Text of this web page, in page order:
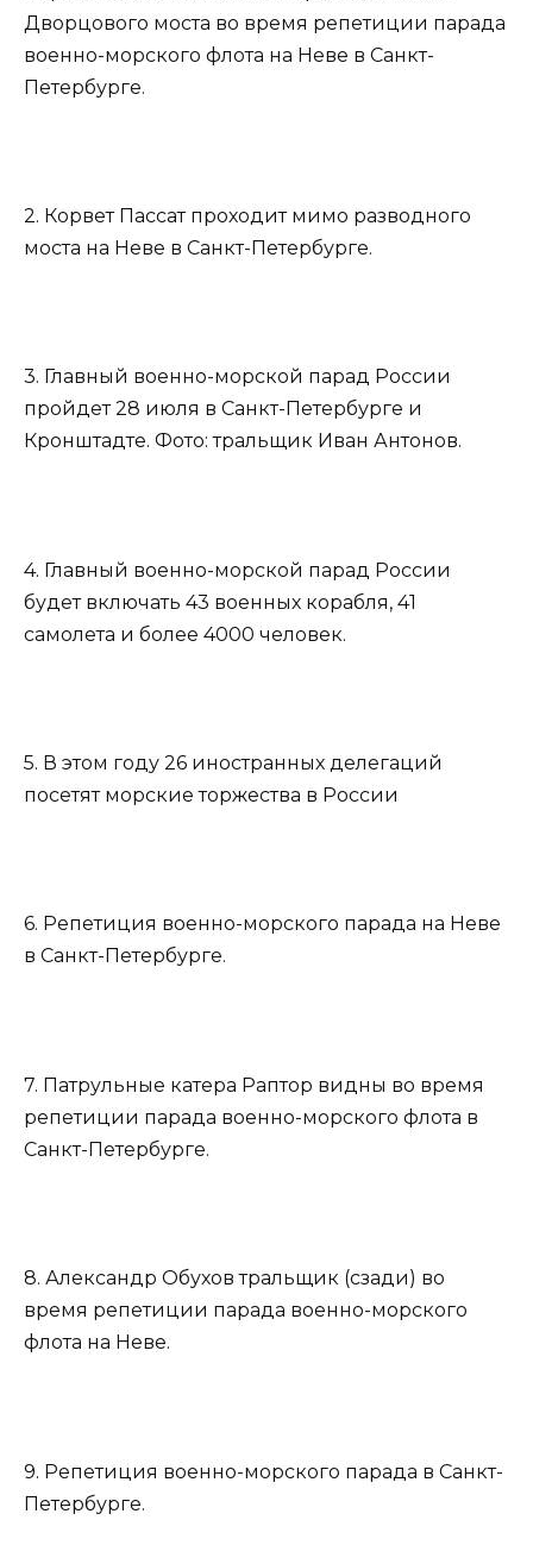
Дворцового моста во время репетиции парада
военно-морского флота на Неве в Санкт-
Петербурге.
2. Корвет Пассат проходит мимо разводного
моста на Неве в Санкт-Петербурге.
3. Главный военно-морской парад России
пройдет 28 июля в Санкт-Петербурге и
Кронштадте. Фото: тральщик Иван Антонов.
4. Главный военно-морской парад России
будет включать 43 военных корабля, 41
самолета и более 4000 человек.
5. В этом году 26 иностранных делегаций
посетят морские торжества в России
6. Репетиция военно-морского парада на Неве
в Санкт-Петербурге.
7. Патрульные катера Раптор видны во время
репетиции парада военно-морского флота в
Санкт-Петербурге.
8. Александр Обухов тральщик (сзади) во
время репетиции парада военно-морского
флота на Неве.
9. Репетиция военно-морского парада в Санкт-
Петербурге.